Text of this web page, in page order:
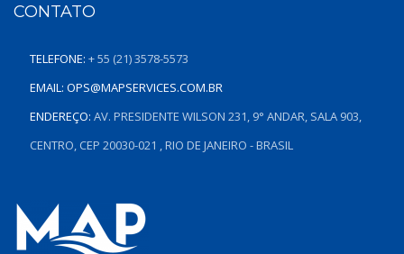
CONTATO
TELEFONE: + 55 (21) 3578-5573
EMAIL: OPS@MAPSERVICES.COM.BR
ENDEREÇO: AV. PRESIDENTE WILSON 231, 9° ANDAR, SALA 903,
CENTRO, CEP 20030-021 , RIO DE JANEIRO - BRASIL